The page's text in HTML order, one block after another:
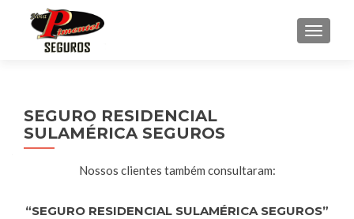
SEGURO RESIDENCIAL
SULAMÉRICA SEGUROS
Nossos clientes também consultaram:
“SEGURO RESIDENCIAL SULAMÉRICA SEGUROS”